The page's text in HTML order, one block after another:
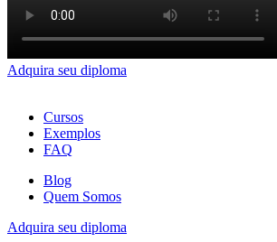
Adquira seu diploma
Cursos
Exemplos
FAQ
Blog
Quem Somos
Adquira seu diploma